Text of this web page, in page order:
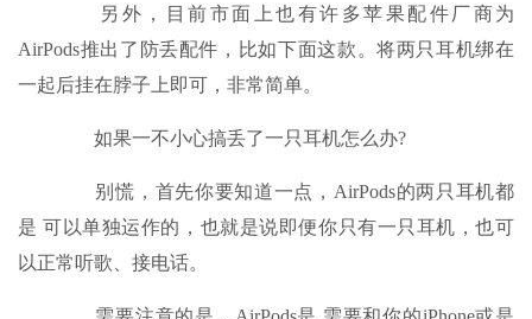
另外，目前市面上也有许多苹果配件厂商为
AirPods推出了防丢配件，比如下面这款。将两只耳机绑在
一起后挂在脖子上即可，非常简单。
如果一不小心搞丢了一只耳机怎么办?
别慌，首先你要知道一点，AirPods的两只耳机都
是 可以单独运作的，也就是说即便你只有一只耳机，也可
以正常听歌、接电话。